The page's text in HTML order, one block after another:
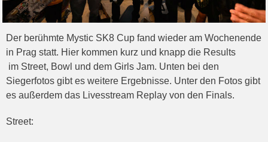
Der berühmte Mystic SK8 Cup fand wieder am Wochenende
in Prag statt. Hier kommen kurz und knapp die Results
im Street, Bowl und dem Girls Jam. Unten bei den
Siegerfotos gibt es weitere Ergebnisse. Unter den Fotos gibt
es außerdem das Livesstream Replay von den Finals.
Street: